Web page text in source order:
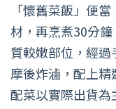
「懷舊菜飯」便
材，再烹煮30分
質較嫩部位，經
摩後炸滷，配上
配菜以實際出貨